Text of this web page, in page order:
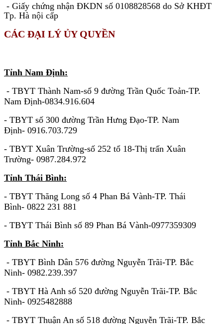
- Giấy chứng nhận ĐKDN số 0108828568 do Sở KHĐT
Tp. Hà nội cấp
CÁC ĐẠI LÝ ỦY QUYỀN
Tỉnh Nam Định:
- TBYT Thành Nam-số 9 đường Trần Quốc Toản-TP.
Nam Định-0834.916.604
- TBYT số 300 đường Trần Hưng Đạo-TP. Nam
Định- 0916.703.729
- TBYT Xuân Trường-số 252 tổ 18-Thị trấn Xuân
Trường- 0987.284.972
Tỉnh Thái Bình:
- TBYT Thăng Long số 4 Phan Bá Vành-TP. Thái
Bình- 0822 231 881
- TBYT Thái Bình số 89 Phan Bá Vành-0977359309
Tỉnh Bắc Ninh:
- TBYT Bình Dân 576 đường Nguyễn Trãi-TP. Bắc
Ninh- 0982.239.397
- TBYT Hà Anh số 520 đường Nguyễn Trãi-TP. Bắc
Ninh- 0925482888
- TBYT Thuận An số 518 đường Nguyễn Trãi-TP. Bắc